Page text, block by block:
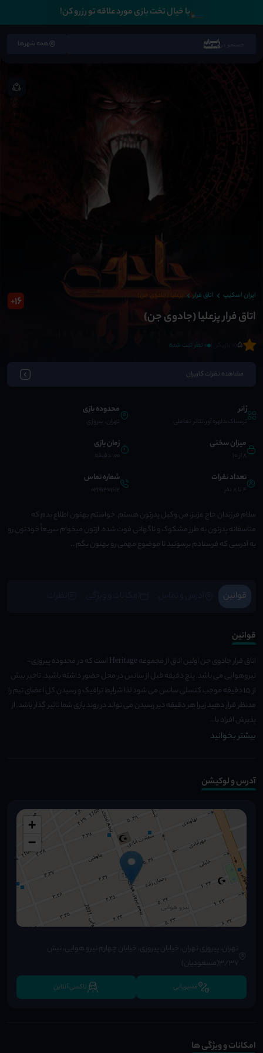
🛏️با خیال تخت بازی مورد علاقه تو رزرو کن!
همه شهرها
ایران اسکیپ اتاق فرار پزعلیا (جادوی جن)
اتاق فرار پزعلیا (جادوی جن)
16
+
5 0 نظر ثبت شده
مشاهده نظرات کاربران
ژانر
ترسناک،دلهره آور،تئاتر تعاملی
محدوده بازی
تهران، پیروزی
میزان سختی
8 از 10
زمان بازی
100 دقیقه
تعداد نفرات
4 تا 8 نفر
شماره تماس
02191301612
سلام فرزندان حاج عزیز، من وکیل پدرتون هستم. خواستم بهتون اطلاع بدم که
متاسفانه پدرتون به طرز مشکوک و ناگهانی فوت شده. ازتون میخوام سریعاً خودتون رو
به آدرسی که فرستادم برسونید تا موضوع مهمی رو بهتون بگم...
قوانین
قوانین
اتاق فرار جادوی جن اولین اتاق از مجموعه Heritage است که در محدوده پیروزی-
نیروهوایی می باشد. پنج دقیقه قبل از سانس در محل حضور داشته باشید. تاخیر بیش
از 15 دقیقه موجب کنسلی سانس می شود لذا شرایط ترافیک و رسیدن کل اعضای تیم را
مدنظر قرار دهید زیرا هر دقیقه دیر رسیدن می تواند در روند بازی شما تاثیر گذار باشد. از
پذیرش افراد با...
بیشتر بخوانید
آدرس و لوکیشن
+
−
تهران، پیروزی تهران، خیابان پیروزی، خیابان چهارم نیرو هوایی، نبش
3/37(مسعودیان)
مسیریابی تاکسی آنلاین
امکانات و ویژگی ها